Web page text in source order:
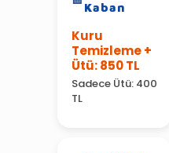
Kaban
Kuru
Temizleme +
Ütü: 850 TL
Sadece Ütü: 400
TL